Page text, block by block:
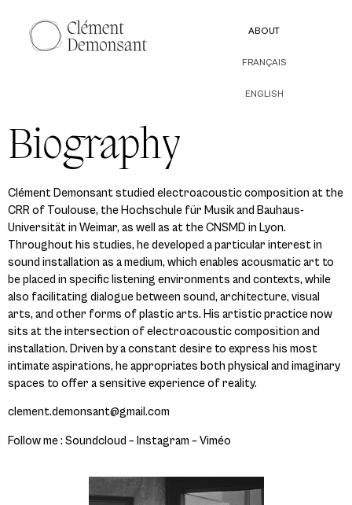
ABOUT
FRANÇAIS
ENGLISH
Biography
Clément Demonsant studied electroacoustic composition at the
CRR of Toulouse, the Hochschule für Musik and Bauhaus-
Universität in Weimar, as well as at the CNSMD in Lyon.
Throughout his studies, he developed a particular interest in
sound installation as a medium, which enables acousmatic art to
be placed in specific listening environments and contexts, while
also facilitating dialogue between sound, architecture, visual
arts, and other forms of plastic arts. His artistic practice now
sits at the intersection of electroacoustic composition and
installation. Driven by a constant desire to express his most
intimate aspirations, he appropriates both physical and imaginary
spaces to offer a sensitive experience of reality.
clement.demonsant@gmail.com
Follow me : Soundcloud – Instagram –Viméo